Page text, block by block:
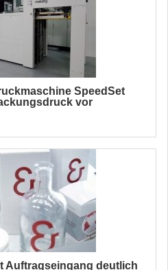
SpeedSet
vor
Auftragseingang deutlich